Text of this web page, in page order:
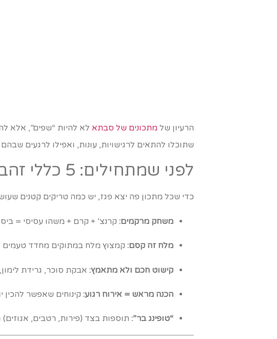
הרעיון של מתכונים של סבתא לא להיות “שפים”, אלא
שתוכלו להתאים לרגישויות, עונות, ואפילו לרגעים
לפני שמתחילים: 5 כללי זהב למתוקים שמנצחים כל חגיגה
כדי שכל מתכון פה יצא פגז, יש כמה טריקים קטנים
משחק מרקמים: קרנצ’ + קרם + משהו עסיסי =
מלח זה קסם: קמצוץ מלח במתוקים מחדד טעמים
קישוט חכם ולא מתאמץ: אבקת סוכר, גרידת
הכנה מראש = אירוח רגוע: קינוחים שאפשר
“טופינג בר”: תוספות בצד (פירות, רטבים, אגוזים)